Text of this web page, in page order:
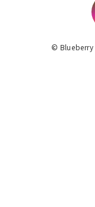
© Blueberry